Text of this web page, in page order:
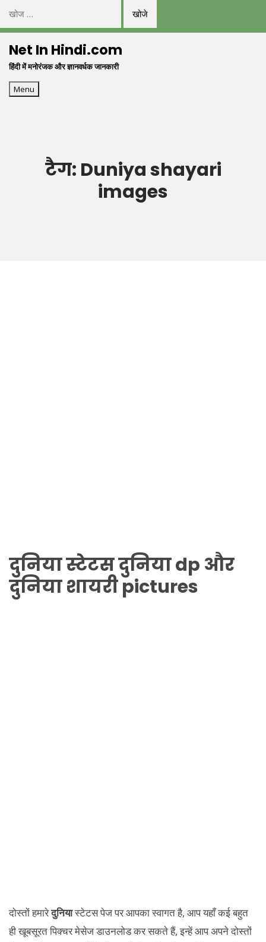
निम्न
को
खोजें:Net In Hindi.com
हिंदी में मनोरंजक और ज्ञानवर्धक जानकारी
Menu
टैग: Duniya shayari
images
दुनियास्टेटसदुनियाdp और
दुनियाशायरी pictures
दोस्तों हमारेदुनियास्टेटस पेज पर आपका स्वागत है, आप यहाँ कई बहुत
ही खूबसूरत पिक्चर मेसेज डाउनलोड कर सकते हैं, इन्हें आप अपने दोस्तों